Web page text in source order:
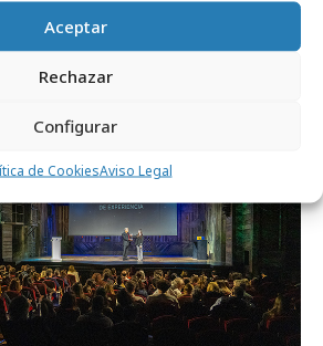
Aceptar
Rechazar
Configurar
de CookiesAviso Legal
abre el plazo de